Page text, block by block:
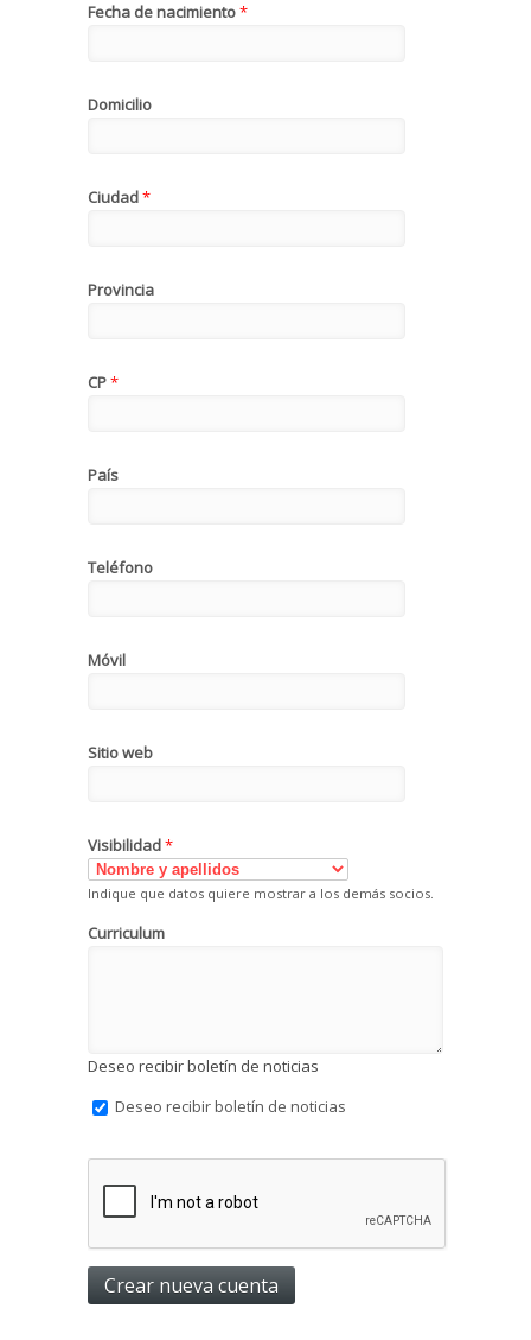
Fecha de nacimiento*
Domicilio
Ciudad*
Provincia
CP*
País
Teléfono
Móvil
Sitio web
Visibilidad*
Indique que datos quiere mostrar a los demás socios.
Curriculum
Deseo recibir boletín de noticias
Deseo recibir boletín de noticias